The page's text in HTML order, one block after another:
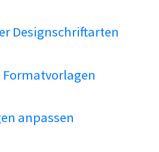
Designschriftarten
Formatvorlagen
anpassen